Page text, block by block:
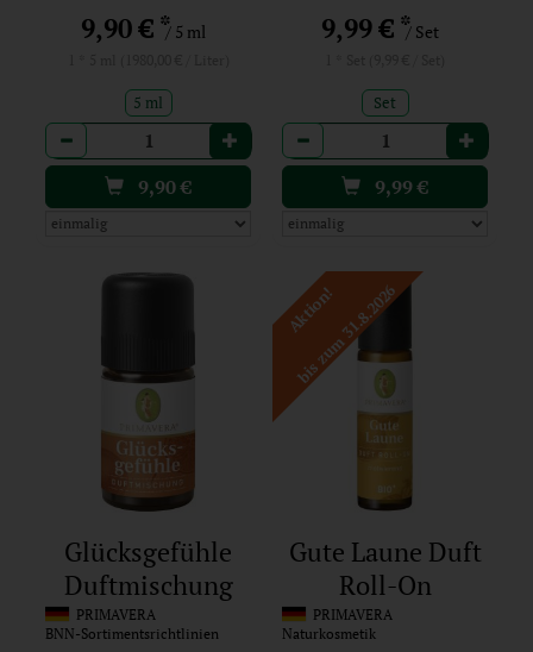
9,90 € */ 5 ml
5 ml
Anzahl
9,90€
9,99 € */ Set
Set
Anzahl
9,99€
Glücksgefühle
Duftmischung
PRIMAVERA
BNN-Sortimentsrichtlinien
Aktion!
bis zum 31.8.2026
Gute Laune Duft
Roll-On
PRIMAVERA
Naturkosmetik